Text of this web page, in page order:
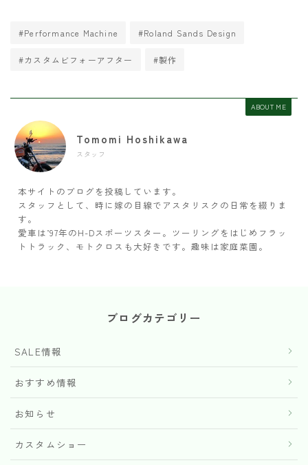
#Performance Machine #Roland Sands Design
#カスタムビフォーアフター #製作
ABOUT ME
Tomomi Hoshikawa
スタッフ
本サイトのブログを投稿しています。
スタッフとして、時に嫁の目線でアスタリスクの日常を綴りま
す。
愛車は’97年のH-Dスポーツスター。ツーリングをはじめフラッ
トトラック、モトクロスも大好きです。趣味は家庭菜園。
ブログカテゴリー
SALE情報
おすすめ情報
お知らせ
カスタムショー